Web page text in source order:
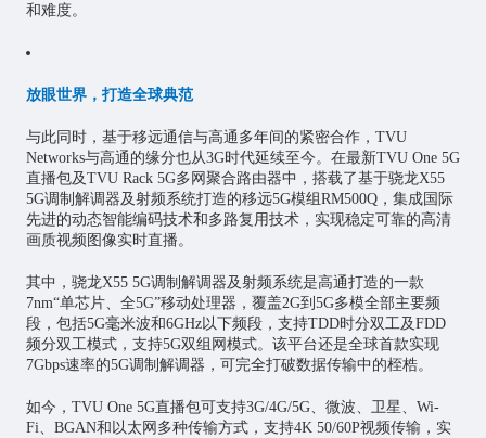
和难度。
放眼世界，打造全球典范
与此同时，基于移远通信与高通多年间的紧密合作，TVU
Networks与高通的缘分也从3G时代延续至今。在最新TVU One 5G
直播包及TVU Rack 5G多网聚合路由器中，搭载了基于骁龙X55
5G调制解调器及射频系统打造的移远5G模组RM500Q，集成国际
先进的动态智能编码技术和多路复用技术，实现稳定可靠的高清
画质视频图像实时直播。
其中，骁龙X55 5G调制解调器及射频系统是高通打造的一款
7nm“单芯片、全5G”移动处理器，覆盖2G到5G多模全部主要频
段，包括5G毫米波和6GHz以下频段，支持TDD时分双工及FDD
频分双工模式，支持5G双组网模式。该平台还是全球首款实现
7Gbps速率的5G调制解调器，可完全打破数据传输中的桎梏。
如今，TVU One 5G直播包可支持3G/4G/5G、微波、卫星、Wi-
Fi、BGAN和以太网多种传输方式，支持4K 50/60P视频传输，实